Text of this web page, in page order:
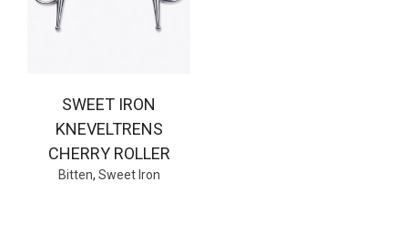
SWEET IRON
KNEVELTRENS
CHERRY ROLLER
Bitten, Sweet Iron